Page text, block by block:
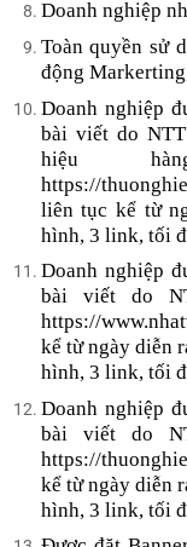
Doanh nghiệp
Toàn quyền sử
động
Doanh nghiệp
bài viết do
hiệu
https://
liên tục kể từ
hình, 3 link, tối
Doanh nghiệp
bài viết do
https://
kể từ ngày diễn
hình, 3 link, tối
Doanh nghiệp
bài viết do
https://
kể từ ngày diễn
hình, 3 link, tối